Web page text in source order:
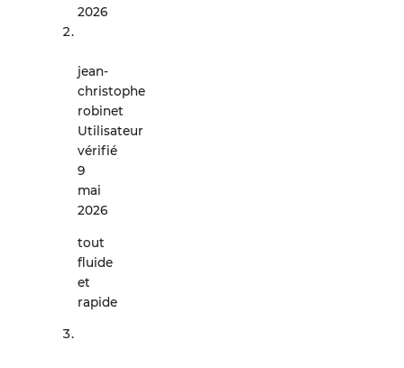
2026
jean-
christophe
robinet
Utilisateur
vérifié
9
mai
2026
tout
fluide
et
rapide